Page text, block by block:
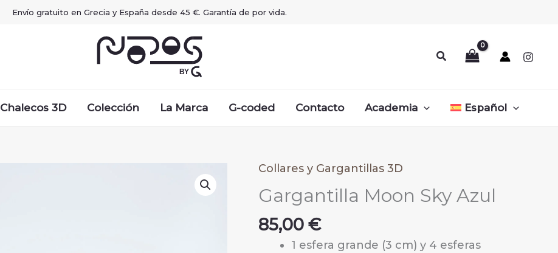
Envío gratuito en Grecia y España desde 45 €. Garantía de por vida.
Buscar
Chalecos 3D Colección La Marca G-coded Contacto Academia Español
Collares y Gargantillas 3D
Gargantilla Moon Sky Azul
85,00€
1 esfera grande (3 cm) y 4 esferas